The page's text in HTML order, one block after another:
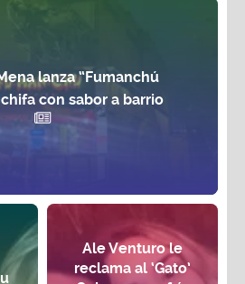
lanza “Fumanchú
con sabor a barrio
Ale Venturo le
reclama al ‘Gato’